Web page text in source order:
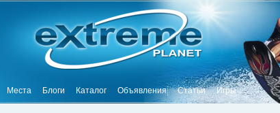
Места Блоги Каталог Объявления Статьи Игры